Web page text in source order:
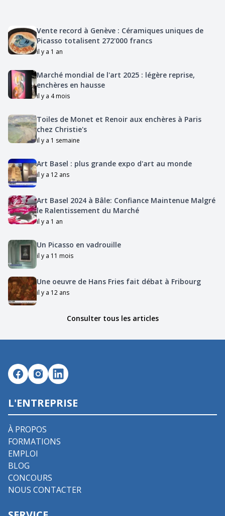
Vente record à Genève : Céramiques uniques de
Picasso totalisent 272'000 francs
il y a 1 an
Marché mondial de l'art 2025 : légère reprise,
enchères en hausse
il y a 4 mois
Toiles de Monet et Renoir aux enchères à Paris
chez Christie's
il y a 1 semaine
Art Basel : plus grande expo d'art au monde
il y a 12 ans
Art Basel 2024 à Bâle: Confiance Maintenue Malgré
le Ralentissement du Marché
il y a 1 an
Un Picasso en vadrouille
il y a 11 mois
Une oeuvre de Hans Fries fait débat à Fribourg
il y a 12 ans
Consulter tous les articles
L'ENTREPRISE
À PROPOS
FORMATIONS
EMPLOI
BLOG
CONCOURS
NOUS CONTACTER